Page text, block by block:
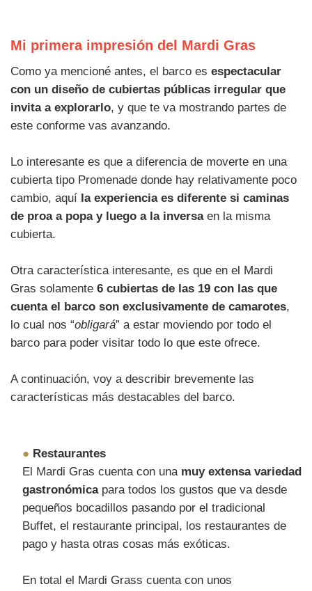
Mi primera impresión del Mardi Gras
Como ya mencioné antes, el barco es espectacular
con un diseño de cubiertas públicas irregular que
invita a explorarlo, y que te va mostrando partes de
este conforme vas avanzando.
Lo interesante es que a diferencia de moverte en una
cubierta tipo Promenade donde hay relativamente poco
cambio, aquí la experiencia es diferente si caminas
de proa a popa y luego a la inversaen la misma
cubierta.
Otra característica interesante, es que en el Mardi
Gras solamente 6 cubiertas de las 19 con las que
cuenta el barco son exclusivamente de camarotes,
lo cual nos “obligará” a estar moviendo por todo el
barco para poder visitar todo lo que este ofrece.
A continuación, voy a describir brevemente las
características más destacables del barco.
● Restaurantes
El Mardi Gras cuenta con una muy extensa variedad
gastronómicapara todos los gustos que va desde
pequeños bocadillos pasando por el tradicional
Buffet, el restaurante principal, los restaurantes de
pago y hasta otras cosas más exóticas.
En total el Mardi Grass cuenta con unos